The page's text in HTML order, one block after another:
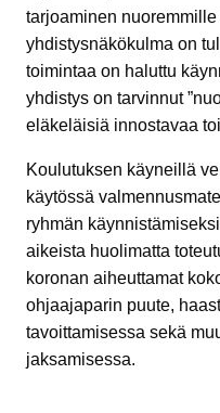
tarjoaminen
yhdistysnäkökulma on
toimintaa on haluttu
yhdistys on tarvinnut
eläkeläisiä innostavaa
Koulutuksen käyneillä
käytössä
ryhmän
aikeista huolimatta
koronan aiheuttamat
ohjaajaparin puute,
tavoittamisessa sekä
jaksamisessa.